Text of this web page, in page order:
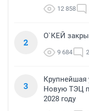
12 858
2
О`КЕЙ
9 684
3
Крупнейшая
Новую ТЭЦ
2028 году